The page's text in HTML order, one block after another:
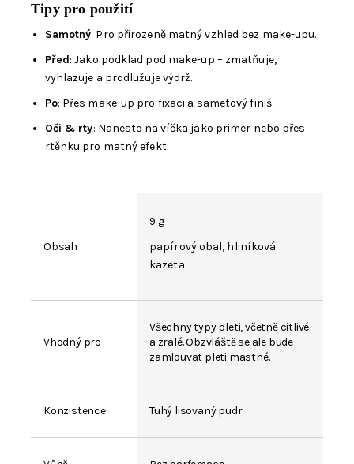
Tipy pro použití
Samotný: Pro přirozeně matný vzhled bez make-upu.
Před: Jako podklad pod make-up – zmatňuje,
vyhlazuje a prodlužuje výdrž.
Po: Přes make-up pro fixaci a sametový finiš.
Oči & rty: Naneste na víčka jako primer nebo přes
rtěnku pro matný efekt.
Obsah
9 g
papírový obal, hliníková
kazeta
Vhodný pro
Všechny typy pleti, včetně citlivé
a zralé. Obzvláště se ale bude
zamlouvat pleti mastné.
Konzistence Tuhý lisovaný pudr